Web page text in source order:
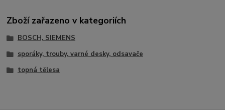
Zboží zařazeno v kategoriích
BOSCH, SIEMENS
sporáky, trouby, varné desky, odsavače
topná tělesa